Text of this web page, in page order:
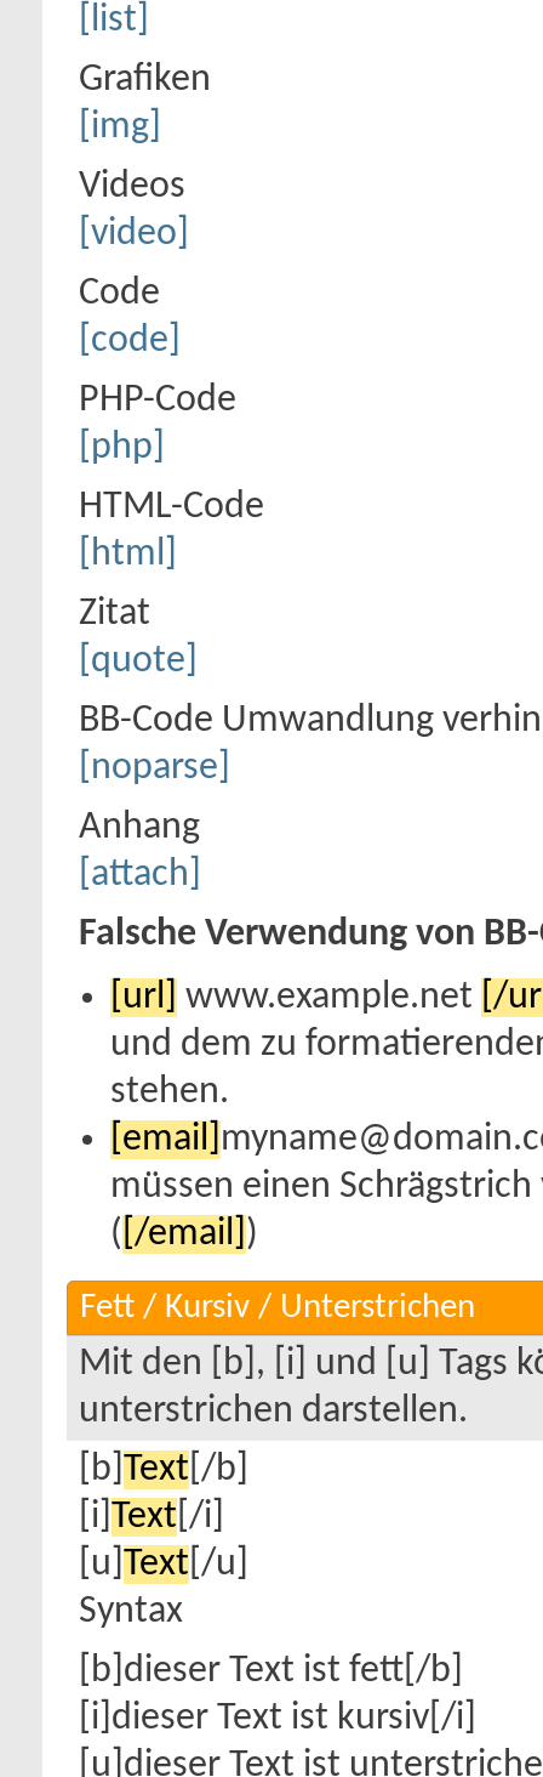
[list]
Grafiken
[img]
Videos
[video]
Code
[code]
PHP-Code
[php]
HTML-Code
[html]
Zitat
[quote]
BB-Code Umwandlung
[noparse]
Anhang
[attach]
Falsche Verwendung von
[url] www.example.net [/
und dem zu
stehen.
[email]
müssen einen
( [/email] )
Fett / Kursiv / Unterstrichen
Mit den [b], [i] und [u] Tags
unterstrichen darstellen.
[b] Text [/b]
[i] Text [/i]
[u] Text [/u]
Syntax
[b]dieser Text ist fett[/b]
[i]dieser Text ist kursiv[/i]
[u]dieser Text ist